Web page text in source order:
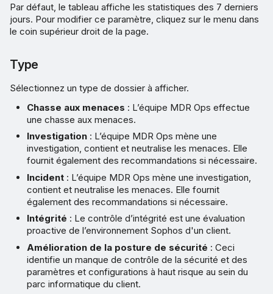
Par défaut, le tableau affiche les statistiques des 7 derniers
jours. Pour modifier ce paramètre, cliquez sur le menu dans
le coin supérieur droit de la page.
Type
Sélectionnez un type de dossier à afficher.
Chasse aux menaces : L’équipe MDR Ops effectue
une chasse aux menaces.
Investigation : L’équipe MDR Ops mène une
investigation, contient et neutralise les menaces. Elle
fournit également des recommandations si nécessaire.
Incident : L’équipe MDR Ops mène une investigation,
contient et neutralise les menaces. Elle fournit
également des recommandations si nécessaire.
Intégrité : Le contrôle d’intégrité est une évaluation
proactive de l’environnement Sophos d'un client.
Amélioration de la posture de sécurité : Ceci
identifie un manque de contrôle de la sécurité et des
paramètres et configurations à haut risque au sein du
parc informatique du client.